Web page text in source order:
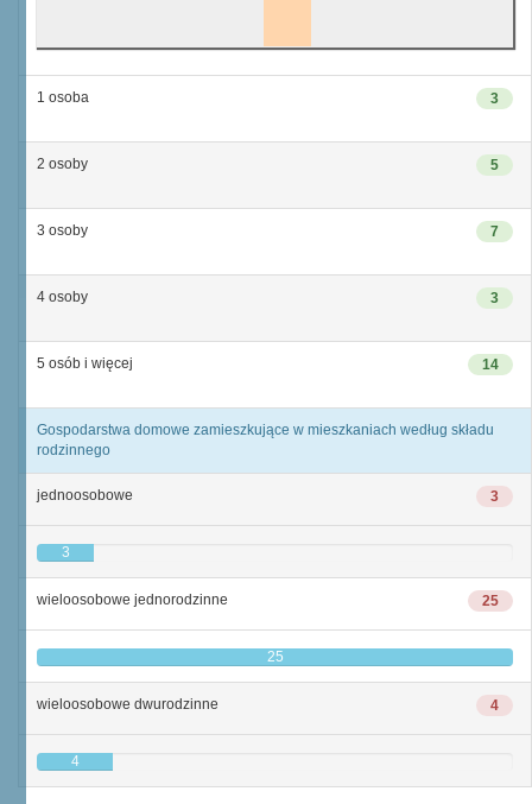
3
1 osoba
5
2 osoby
7
3 osoby
3
4 osoby
14
5 osób i więcej
Gospodarstwa domowe zamieszkujące w mieszkaniach według składu
rodzinnego
3
jednoosobowe
3
25
wieloosobowe jednorodzinne
25
4
wieloosobowe dwurodzinne
4